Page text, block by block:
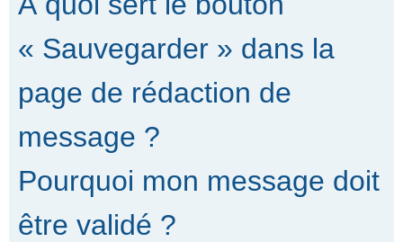
« Sauvegarder » dans la
page de rédaction de
message ?
Pourquoi mon message doit
être validé ?